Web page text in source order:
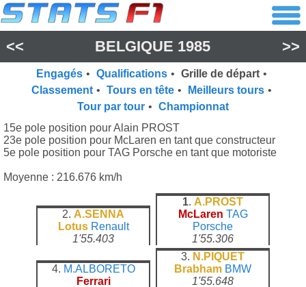
<< BELGIQUE 1985 >>
Engagés • Qualifications • Grille de départ •
Classement • Tours en tête • Meilleurs tours •
Tour par tour • Championnat
15e pole position pour Alain PROST
23e pole position pour McLaren en tant que constructeur
5e pole position pour TAG Porsche en tant que motoriste
Moyenne : 216.676 km/h
2. A.SENNA
Lotus Renault
1'55.403
1. A.PROST
McLaren TAG
Porsche
1'55.306
4. M.ALBORETO
Ferrari
3. N.PIQUET
Brabham BMW
1'55.648